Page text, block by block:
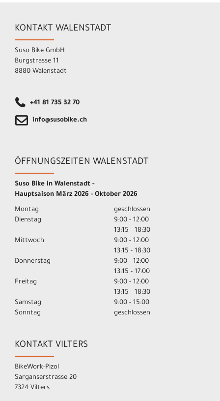
KONTAKT WALENSTADT
Suso Bike GmbH
Burgstrasse 11
8880 Walenstadt
+41 81 735 32 70
info@susobike.ch
ÖFFNUNGSZEITEN WALENSTADT
Suso Bike in Walenstadt -
Hauptsaison März 2026 - Oktober 2026
Montag
geschlossen
Dienstag
9:00 - 12:00
13:15 - 18:30
Mittwoch
9:00 - 12:00
13:15 - 18:30
Donnerstag
9:00 - 12:00
13:15 - 17:00
Freitag
9:00 - 12:00
13:15 - 18:30
Samstag
9:00 - 15:00
Sonntag
geschlossen
KONTAKT VILTERS
BikeWork-Pizol
Sarganserstrasse 20
7324 Vilters